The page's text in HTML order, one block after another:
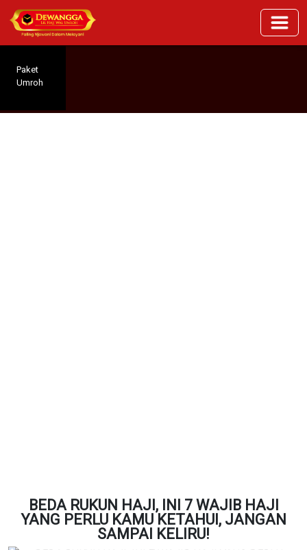
Paket
Umroh
BEDA RUKUN HAJI, INI 7 WAJIB HAJI
YANG PERLU KAMU KETAHUI, JANGAN
SAMPAI KELIRU!